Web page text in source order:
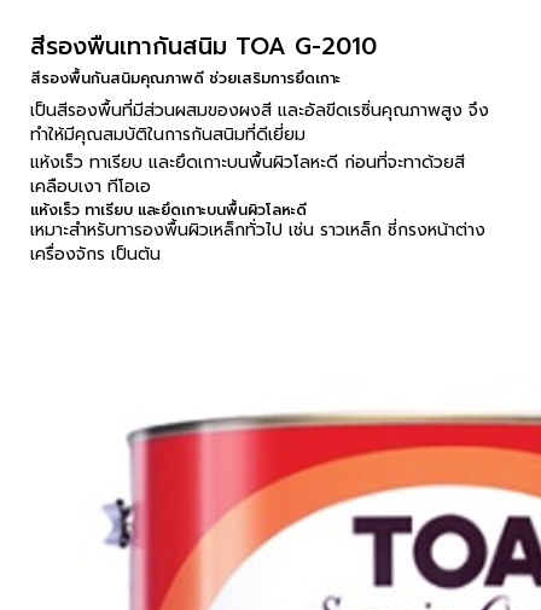
สีรองพื้นเทากันสนิม TOA G-2010
สีรองพื้นกันสนิมคุณภาพดี ช่วยเสริมการยึดเกาะ
เป็นสีรองพื้นที่มีส่วนผสมของผงสี และอัลขีดเรซิ่นคุณภาพสูง จึง
ทำให้มีคุณสมบัติในการกันสนิมที่ดีเยี่ยม
แห้งเร็ว ทาเรียบ และยึดเกาะบนพื้นผิวโลหะดี ก่อนที่จะทาด้วยสี
เคลือบเงา ทีโอเอ
แห้งเร็ว ทาเรียบ และยึดเกาะบนพื้นผิวโลหะดี
เหมาะสำหรับทารองพื้นผิวเหล็กทั่วไป เช่น ราวเหล็ก ซี่กรงหน้าต่าง
เครื่องจักร เป็นต้น